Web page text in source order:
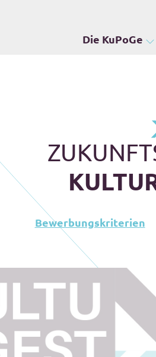
Die KuPoGe
Bewerbungskriterien